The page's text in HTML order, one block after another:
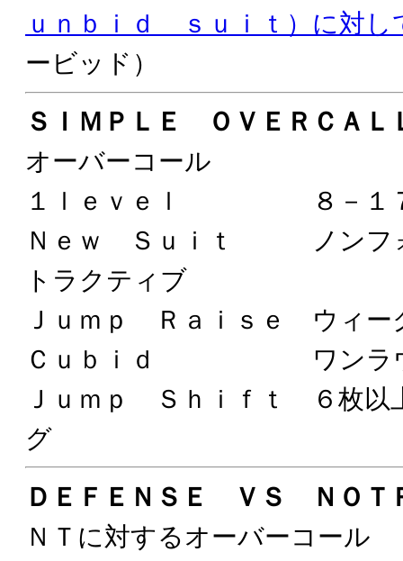
ｕｎｂｉｄ ｓｕｉｔ）に対し
ービッド）
ＳＩＭＰＬＥ ＯＶＥＲＣＡＬ
オーバーコール
１ｌｅｖｅｌ ８－１７
Ｎｅｗ Ｓｕｉｔ ノンフ
トラクティブ
Ｊｕｍｐ Ｒａｉｓｅ ウィー
Ｃｕｂｉｄ ワンラウン
Ｊｕｍｐ Ｓｈｉｆｔ ６枚
グ
ＤＥＦＥＮＳＥ ＶＳ ＮＯＴ
ＮＴに対するオーバーコー